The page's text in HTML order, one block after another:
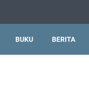
BUKU BERITA